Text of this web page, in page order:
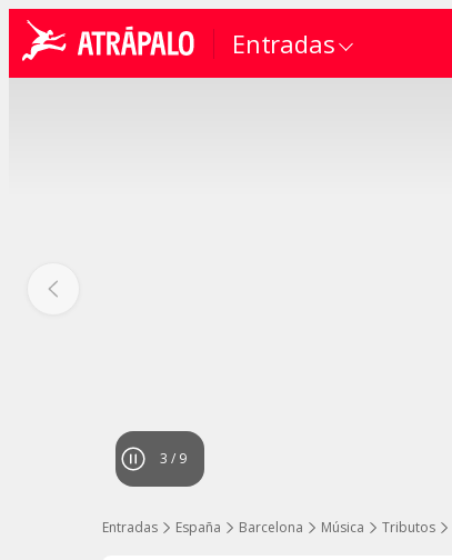
Entradas
4 / 9
Entradas España Barcelona Música Tributos